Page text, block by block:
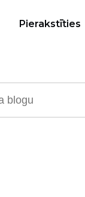
Pierakstīties